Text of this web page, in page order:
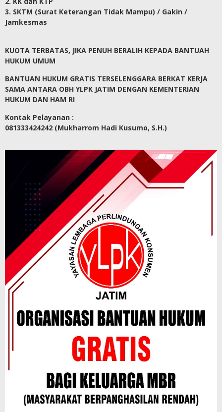
3. SKTM (Surat Keterangan Tidak Mampu) / Gakin /
Jamkesmas
KUOTA TERBATAS, JIKA PENUH BERALIH KEPADA BANTUAH
HUKUM UMUM
BANTUAN HUKUM GRATIS TERSELENGGARA BERKAT KERJA
SAMA ANTARA OBH YLPK JATIM DENGAN KEMENTERIAN
HUKUM DAN HAM RI
Kontak Pelayanan :
081333424242 (Mukharrom Hadi Kusumo, S.H.)